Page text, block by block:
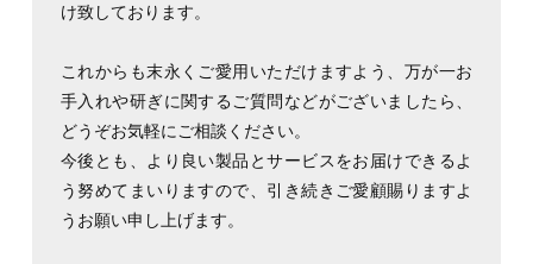
け致しております。
これからも末永くご愛用いただけますよう、万が一お
手入れや研ぎに関するご質問などがございましたら、
どうぞお気軽にご相談ください。
今後とも、より良い製品とサービスをお届けできるよ
う努めてまいりますので、引き続きご愛顧賜りますよ
うお願い申し上げます。